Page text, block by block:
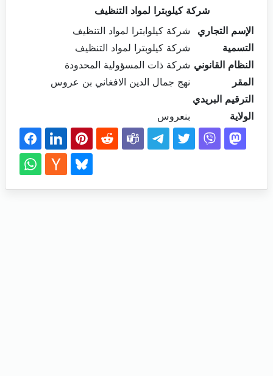
شركة كيلوبترا لمواد التنظيف
الإسم التجاري
شركة كيلوابترا لمواد التنظيف
التسمية
شركة كيلوبترا لمواد التنظيف
النظام القانوني شركة ذات المسؤولية المحدودة
المقر
نهج جمال الدين الافغاني بن عروس
الترقيم البريدي
الولاية
بنعروس